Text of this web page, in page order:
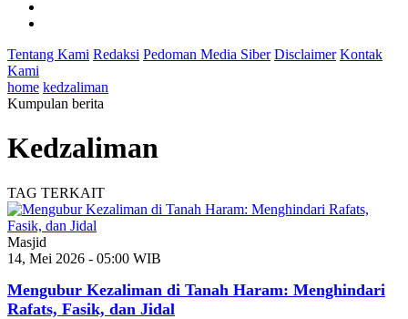
Tentang Kami Redaksi Pedoman Media Siber Disclaimer Kontak
Kami
home kedzaliman
Kumpulan berita
Kedzaliman
TAG TERKAIT
Masjid
14, Mei 2026 - 05:00 WIB
Mengubur Kezaliman di Tanah Haram: Menghindari
Rafats, Fasik, dan Jidal